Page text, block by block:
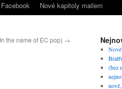
Facebook Nové kapitoly mailem
the name of EC pop) →
(bez